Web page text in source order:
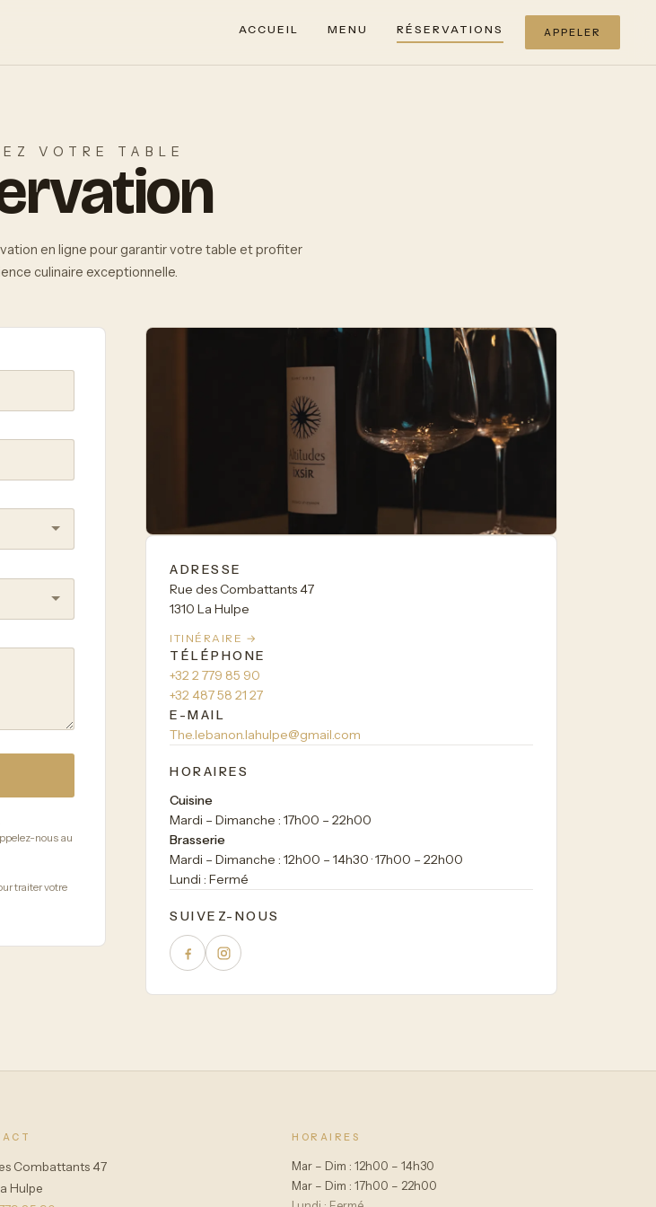
ACCUEIL MENU RÉSERVATIONS APPELER
VOTRE TABLE
en ligne pour garantir votre table et profiter
culinaire exceptionnelle.
nous au
traiter votre
ADRESSE
Rue des Combattants 47
1310 La Hulpe
ITINÉRAIRE →
TÉLÉPHONE
+32 2 779 85 90
+32 487 58 21 27
E-MAIL
The.lebanon.lahulpe@gmail.com
HORAIRES
Cuisine
Mardi – Dimanche : 17h00 – 22h00
Brasserie
Mardi – Dimanche : 12h00 – 14h30 · 17h00 – 22h00
Lundi : Fermé
SUIVEZ-NOUS
Combattants 47
Hulpe
HORAIRES
Mar – Dim : 12h00 – 14h30
Mar – Dim : 17h00 – 22h00